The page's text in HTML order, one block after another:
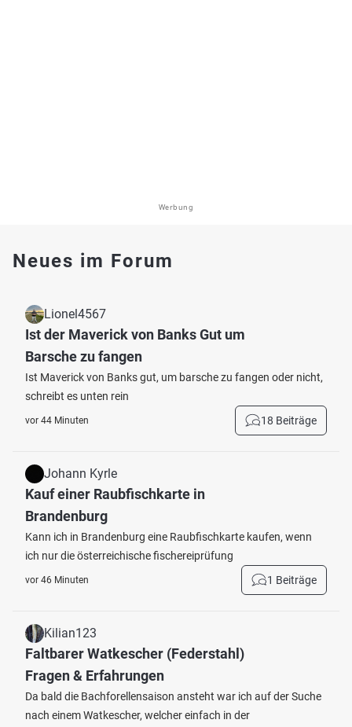
Werbung
Neues im Forum
Lionel4567
Ist der Maverick von Banks Gut um
Barsche zu fangen
Ist Maverick von Banks gut, um barsche zu fangen oder nicht,
schreibt es unten rein
vor 44 Minuten 18 Beiträge
Johann Kyrle
Kauf einer Raubfischkarte in
Brandenburg
Kann ich in Brandenburg eine Raubfischkarte kaufen, wenn
ich nur die österreichische fischereiprüfung
vor 46 Minuten 1 Beiträge
Kilian123
Faltbarer Watkescher (Federstahl)
Fragen & Erfahrungen
Da bald die Bachforellensaison ansteht war ich auf der Suche
nach einem Watkescher, welcher einfach in der